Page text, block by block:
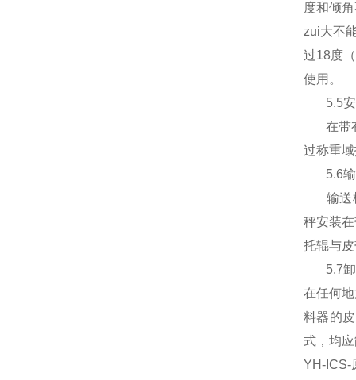
度和倾
zui大不
过18度 （
使用。
5.5
在带
过称重
5.6
输送
秤安装
托辊与
5.7
在任何
料器的
式，均
YH-ICS-